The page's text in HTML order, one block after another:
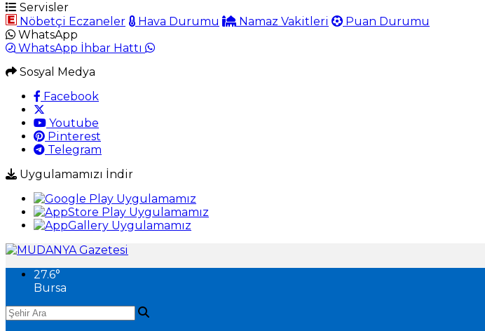
Servisler
Nöbetçi Eczaneler
Hava Durumu Namaz Vakitleri
Puan Durumu
WhatsApp
WhatsApp İhbar Hattı
Sosyal Medya
Facebook
Youtube
Pinterest
Telegram
Uygulamamızı İndir
27.6°
Bursa